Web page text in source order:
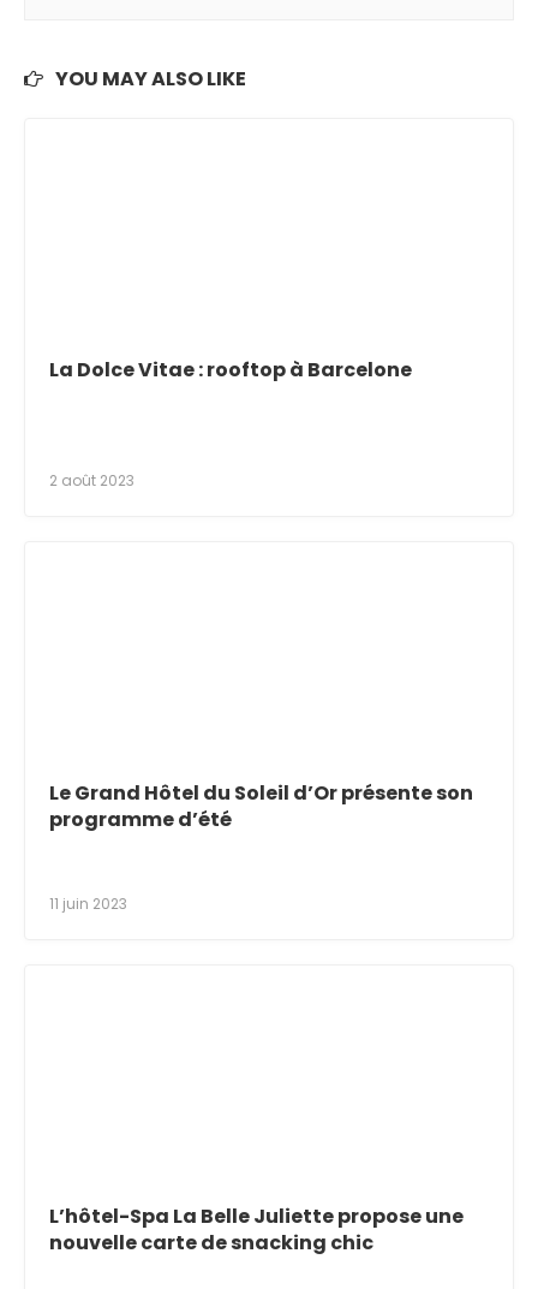
YOU MAY ALSO LIKE
La Dolce Vitae : rooftop à Barcelone
2 août 2023
Le Grand Hôtel du Soleil d’Or présente son
programme d’été
11 juin 2023
L’hôtel-Spa La Belle Juliette propose une
nouvelle carte de snacking chic